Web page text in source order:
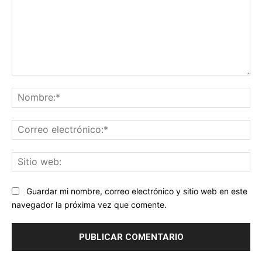
Guardar mi nombre, correo electrónico y sitio web en este
navegador la próxima vez que comente.